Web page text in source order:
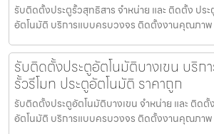
รับติดตั้งประตูรั้วสุทธิสาร จำหน่าย และ ติดตั้ง ประ
อัตโนมัติ บริการแบบครบวงจร ติดตั้งงานคุณภาพ
รับติดตั้งประตูอัตโนมัติบางเขน บริก
รั้วรีโมท ประตูอัตโนมัติ ราคาถูก
รับติดตั้งประตูอัตโนมัติบางเขน จำหน่าย และ ติดตั้
อัตโนมัติ บริการแบบครบวงจร ติดตั้งงานคุณภาพ